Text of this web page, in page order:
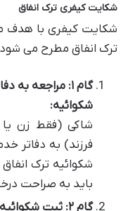
شکایت کیفری ترک انفاق
شکایت کیفری با هدف
ترک انفاق مطرح می
گام ۱: مراجعه
شکوائیه:
شاکی (فقط زن یا
فرزند) به دفاتر
شکوائیه ترک
باید به صراحت
گام ۲: ثبت شکوائیه و ارجاع به دادسرا: